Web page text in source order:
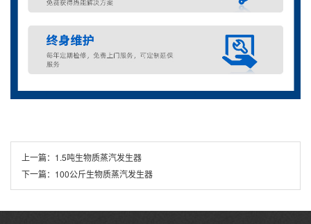
上一篇： 1.5吨生物质蒸汽发生器
下一篇： 100公斤生物质蒸汽发生器